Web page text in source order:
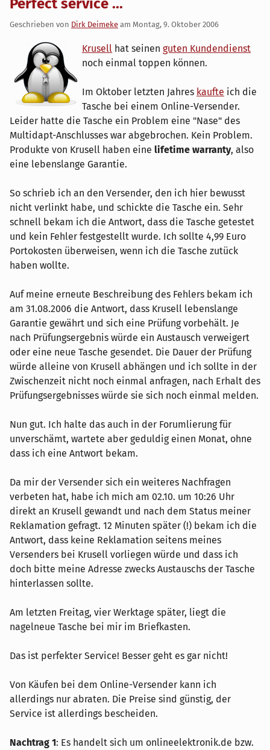
Perfect service ...
Geschrieben von Dirk Deimeke am Montag, 9. Oktober 2006
Krusell hat seinen guten Kundendienst
noch einmal toppen können.
Im Oktober letzten Jahres kaufte ich die
Tasche bei einem Online-Versender.
Leider hatte die Tasche ein Problem eine "Nase" des
Multidapt-Anschlusses war abgebrochen. Kein Problem.
Produkte von Krusell haben eine lifetime warranty, also
eine lebenslange Garantie.
So schrieb ich an den Versender, den ich hier bewusst
nicht verlinkt habe, und schickte die Tasche ein. Sehr
schnell bekam ich die Antwort, dass die Tasche getestet
und kein Fehler festgestellt wurde. Ich sollte 4,99 Euro
Portokosten überweisen, wenn ich die Tasche zutück
haben wollte.
Auf meine erneute Beschreibung des Fehlers bekam ich
am 31.08.2006 die Antwort, dass Krusell lebenslange
Garantie gewährt und sich eine Prüfung vorbehält. Je
nach Prüfungsergebnis würde ein Austausch verweigert
oder eine neue Tasche gesendet. Die Dauer der Prüfung
würde alleine von Krusell abhängen und ich sollte in der
Zwischenzeit nicht noch einmal anfragen, nach Erhalt des
Prüfungsergebnisses würde sie sich noch einmal melden.
Nun gut. Ich halte das auch in der Forumlierung für
unverschämt, wartete aber geduldig einen Monat, ohne
dass ich eine Antwort bekam.
Da mir der Versender sich ein weiteres Nachfragen
verbeten hat, habe ich mich am 02.10. um 10:26 Uhr
direkt an Krusell gewandt und nach dem Status meiner
Reklamation gefragt. 12 Minuten später (!) bekam ich die
Antwort, dass keine Reklamation seitens meines
Versenders bei Krusell vorliegen würde und dass ich
doch bitte meine Adresse zwecks Austauschs der Tasche
hinterlassen sollte.
Am letzten Freitag, vier Werktage später, liegt die
nagelneue Tasche bei mir im Briefkasten.
Das ist perfekter Service! Besser geht es gar nicht!
Von Käufen bei dem Online-Versender kann ich
allerdings nur abraten. Die Preise sind günstig, der
Service ist allerdings bescheiden.
Nachtrag 1: Es handelt sich um onlineelektronik.de bzw.